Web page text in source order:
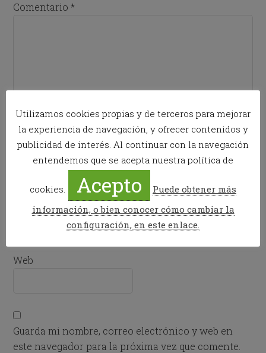
Comentario*
Nombre*
Correo electrónico*
Web
Guarda mi nombre, correo electrónico y web en
este navegador para la próxima vez que comente.
Utilizamos cookies propias y de terceros para mejorar
la experiencia de navegación, y ofrecer contenidos y
publicidad de interés. Al continuar con la navegación
entendemos que se acepta nuestra política de
cookies. Acepto
Puede obtener más
información, o bien conocer cómo cambiar la
configuración, en este enlace.